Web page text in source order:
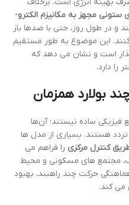
ستونی مجهز به مکانیزم الکترو-
و در طول روز، حتی با صدها باز
این موضوع به طور مستقیم
است و نشان می دهد که
را دارد.
بولارد همزمان
فیزیکی ساده نیستند؛ آن‌ها
هستند. بسیاری از مدل ها
کنترل مرکزی را فراهم می
مجتمع های مسکونی و محیط
حرکت چند راهبند، بهبود
می کند.